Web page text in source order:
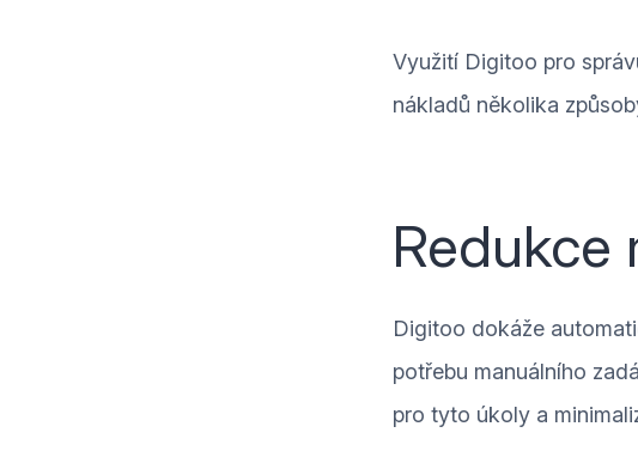
Využití Digitoo pro
nákladů několika
Redukce
Digitoo dokáže
potřebu manuálního
pro tyto úkoly a